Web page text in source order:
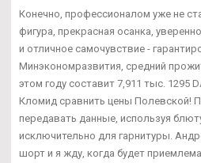
Конечно, профессионалом уже не
фигура, прекрасная осанка,
и отличное самочувствие -
Минэкономразвития, средний
этом году составит 7,911 тыс. 1295
Кломид сравнить цены Полевской!
передавать данные, используя
исключительно для гарнитуры.
шорт и я жду, когда будет